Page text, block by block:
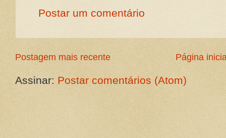
Postar um comentário
Postagem mais recente Página
Assinar: Postar comentários (Atom)